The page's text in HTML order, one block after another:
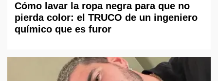
Cómo lavar la ropa negra para que no
pierda color: el TRUCO de un ingeniero
químico que es furor